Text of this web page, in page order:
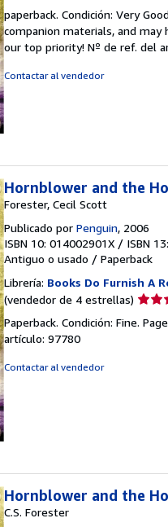
5
de
paperback. Condición: Very
companion materials, and
our top priority! Nº de ref. del
Contactar al vendedor
Hornblower and the
Forester, Cecil Scott
Publicado por Penguin, 2006
ISBN 10: 014002901X / ISBN
Antiguo o usado / Paperback
Librería: Books Do Furnish A
(vendedor de 4 estrellas)
Paperback. Condición: Fine.
artículo: 97780
Contactar al vendedor
Hornblower and the
C.S. Forester